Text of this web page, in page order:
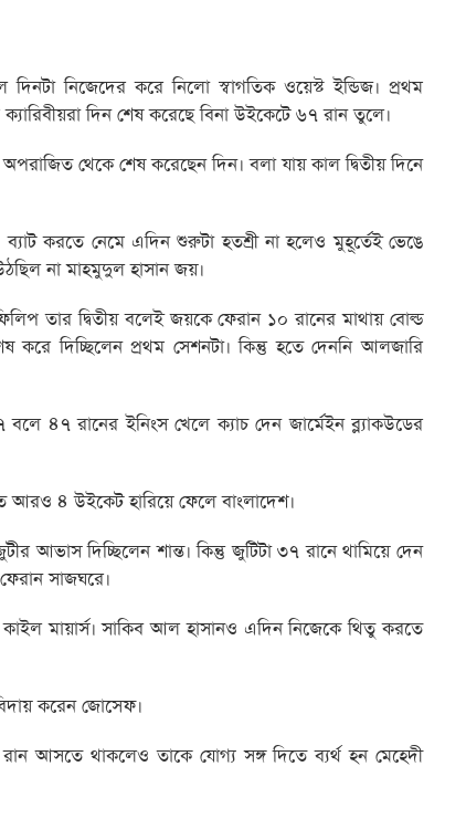
নিজেদের করে নিলো স্বাগতিক ওয়েস্ট ইন্ডিজ। প্রথম
দিন শেষ করেছে বিনা উইকেটে ৬৭ রান তুলে।
থেকে শেষ করেছেন দিন। বলা যায় কাল দ্বিতীয় দিনে
করতে নেমে এদিন শুরুটা হতশ্রী না হলেও মুহূর্তেই ভেঙে
না মাহমুদুল হাসান জয়।
তার দ্বিতীয় বলেই জয়কে ফেরান ১০ রানের মাথায় বোল্ড
দিচ্ছিলেন প্রথম সেশনটা। কিন্তু হতে দেননি আলজারি
৪৭ রানের ইনিংস খেলে ক্যাচ দেন জার্মেইন ব্ল্যাকউডের
আরও ৪ উইকেট হারিয়ে ফেলে বাংলাদেশ।
আভাস দিচ্ছিলেন শান্ত। কিন্তু জুটিটা ৩৭ রানে থামিয়ে দেন
সাজঘরে।
মায়ার্স। সাকিব আল হাসানও এদিন নিজেকে থিতু করতে
করেন জোসেফ।
আসতে থাকলেও তাকে যোগ্য সঙ্গ দিতে ব্যর্থ হন মেহেদী